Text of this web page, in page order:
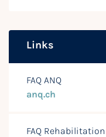
Links
FAQ ANQ
anq.ch
FAQ Rehabilitation